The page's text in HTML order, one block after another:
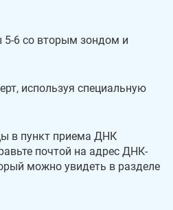
5-6 со вторым зондом и
используя специальную
в пункт приема ДНК
почтой на адрес ДНК-
можно увидеть в разделе